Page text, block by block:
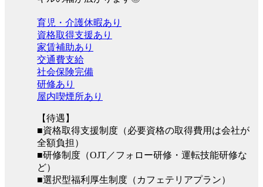
育児・介護休暇あり
資格取得支援あり
家賃補助あり
交通費支給
社会保険完備
研修あり
屋内喫煙所あり
【待遇】
■資格取得支援制度（必要資格の取得費用は会社が
全額負担）
■研修制度（OJT／フォロー研修・運転技能研修な
ど）
■選択型福利厚生制度（カフェテリアプラン）